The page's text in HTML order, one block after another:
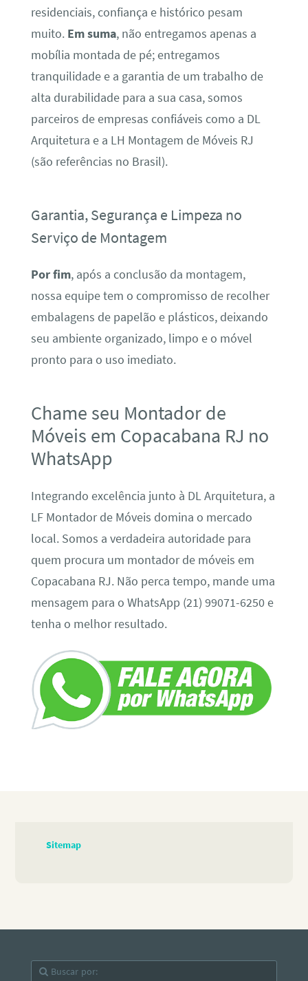
residenciais, confiança e histórico pesam
muito. Em suma, não entregamos apenas a
mobília montada de pé; entregamos
tranquilidade e a garantia de um trabalho de
alta durabilidade para a sua casa, somos
parceiros de empresas confiáveis como a DL
Arquitetura e a LH Montagem de Móveis RJ
(são referências no Brasil).
Garantia, Segurança e Limpeza no
Serviço de Montagem
Por fim, após a conclusão da montagem,
nossa equipe tem o compromisso de recolher
embalagens de papelão e plásticos, deixando
seu ambiente organizado, limpo e o móvel
pronto para o uso imediato.
Chame seu Montador de
Móveis em Copacabana RJ no
WhatsApp
Integrando excelência junto à DL Arquitetura, a
LF Montador de Móveis domina o mercado
local. Somos a verdadeira autoridade para
quem procura um montador de móveis em
Copacabana RJ. Não perca tempo, mande uma
mensagem para o WhatsApp (21) 99071-6250 e
tenha o melhor resultado.
Sitemap